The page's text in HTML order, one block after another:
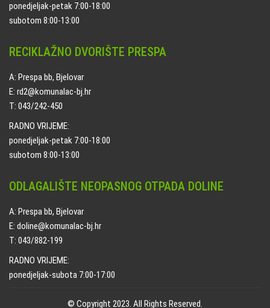
ponedjeljak-petak 7:00-18:00
subotom 8:00-13:00
RECIKLAŽNO DVORIŠTE PRESPA
A: Prespa bb, Bjelovar
E: rd2@komunalac-bj.hr
T: 043/242-450
RADNO VRIJEME:
ponedjeljak-petak 7:00-18:00
subotom 8:00-13:00
ODLAGALIŠTE NEOPASNOG OTPADA DOLINE
A: Prespa bb, Bjelovar
E: doline@komunalac-bj.hr
T: 043/882-199
RADNO VRIJEME:
ponedjeljak-subota 7:00-17:00
© Copyright 2023. All Rights Reserved.